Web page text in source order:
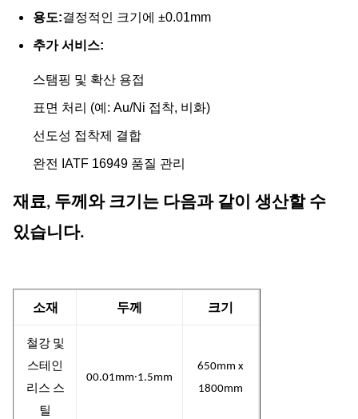
용도:결정적인 크기에 ±0.01mm
추가 서비스:
스탬핑 및 확산 용접
표면 처리 (예: Au/Ni 접착, 비화)
선도성 접착제 결합
완전 IATF 16949 품질 관리
재료, 두께와 크기는 다음과 같이 생산할 수
있습니다.
소재 두께 크기
철강 및
스테인
리스 스
틸
00.01mm∙1.5mm
650mm x
1800mm